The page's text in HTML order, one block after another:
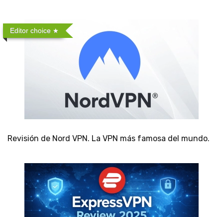
Editor choice
Revisión de Nord VPN. La VPN más famosa del mundo.